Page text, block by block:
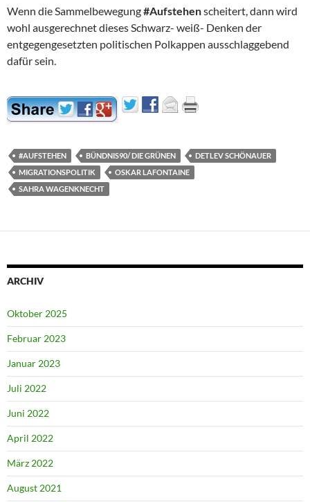
Wenn die Sammelbewegung#Aufstehenscheitert, dann wird
wohl ausgerechnet dieses Schwarz- weiß- Denken der
entgegengesetzten politischen Polkappen ausschlaggebend
dafür sein.
#AUFSTEHEN BÜNDNIS90/ DIE GRÜNEN
DETLEV SCHÖNAUER
MIGRATIONSPOLITIK
OSKAR LAFONTAINE
SAHRA WAGENKNECHT
ARCHIV
Oktober 2025
Februar 2023
Januar 2023
Juli 2022
Juni 2022
April 2022
März 2022
August 2021